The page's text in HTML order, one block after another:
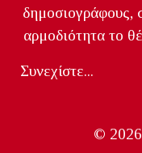
δημοσιογράφους,
αρμοδιότητα το
Συνεχίστε...
©